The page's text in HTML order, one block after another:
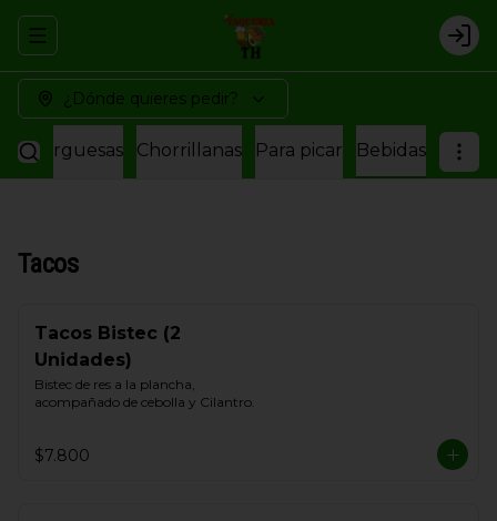
Abrir menu de navegación
¿Dónde quieres pedir?
Chorrillanas Para picar Bebidas
Tacos
Tacos Bistec (2
Unidades)
Bistec de res a la plancha,
acompañado de cebolla y Cilantro.
$7.800